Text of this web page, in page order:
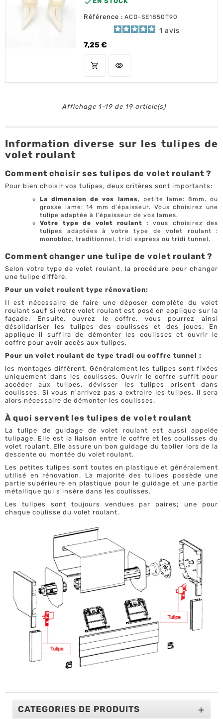
Référence : ACD-SE1850T90
1 avis
7,25 €
Prix
shopping_cart AJOUTER AU PANIER
visibility
Affichage 1-19 de 19 article(s)
Information diverse sur les tulipes de
volet roulant
Comment choisir ses tulipes de volet roulant ?
Pour bien choisir vos tulipes, deux critères sont importants:
La dimension de vos lames, petite lame: 8mm, ou
grosse lame: 14 mm d'épaisseur. Vous choisirez une
tulipe adaptée à l'épaisseur de vos lames.
Votre type de volet roulant : vous choisirez des
tulipes adaptées à votre type de volet roulant :
monobloc, traditionnel, tridi express ou tridi tunnel.
Comment changer une tulipe de volet roulant ?
Selon votre type de volet roulant, la procédure pour changer
une tulipe diffère.
Pour un volet roulent type rénovation:
Il est nécessaire de faire une déposer complète du volet
roulant sauf si votre volet roulant est posé en applique sur la
façade. Ensuite, ouvrez le coffre, vous pourrez ainsi
désolidariser les tulipes des coulisses et des joues. En
applique il suffira de démonter les coulisses et ouvrir le
coffre pour avoir accès aux tulipes.
Pour un volet roulant de type tradi ou coffre tunnel :
les montages diffèrent. Généralement les tulipes sont fixées
uniquement dans les coulisses. Ouvrir le coffre suffit pour
accéder aux tulipes, dévisser les tulipes prisent dans
coulisses. Si vous n'arrivez pas a extraire les tulipes, il sera
alors nécessaire de démonter les coulisses.
À quoi servent les tulipes de volet roulant
La tulipe de guidage de volet roulant est aussi appelée
tulipage. Elle est la liaison entre le coffre et les coulisses du
volet roulant. Elle assure un bon guidage du tablier lors de la
descente ou montée du volet roulant.
Les petites tulipes sont toutes en plastique et généralement
utilisé en rénovation. La majorité des tulipes possède une
partie supérieure en plastique pour le guidage et une partie
métallique qui s'insère dans les coulisses.
Les tulipes sont toujours vendues par paires; une pour
chaque coulisse du volet roulant.
CATEGORIES DE PRODUITS 